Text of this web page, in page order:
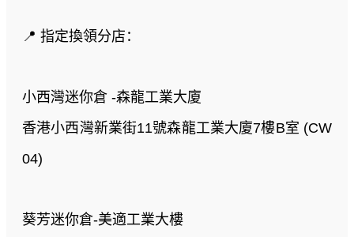
📍 指定換領分店：
小西灣迷你倉 -森龍工業大廈
香港小西灣新業街11號森龍工業大廈7樓B室 (CW
04)
葵芳迷你倉-美適工業大樓